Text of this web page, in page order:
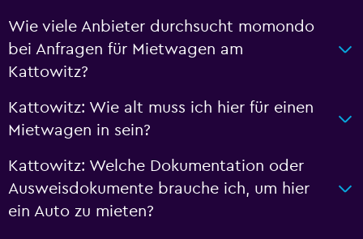
Wie viele Anbieter durchsucht momondo
bei Anfragen für Mietwagen am
Kattowitz?
Kattowitz: Wie alt muss ich hier für einen
Mietwagen in sein?
Kattowitz: Welche Dokumentation oder
Ausweisdokumente brauche ich, um hier
ein Auto zu mieten?